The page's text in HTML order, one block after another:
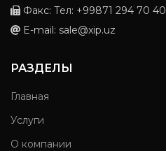
Факс: Тел: +99871 294 70 40
E-mail: sale@xip.uz
РАЗДЕЛЫ
Главная
Услуги
О компании